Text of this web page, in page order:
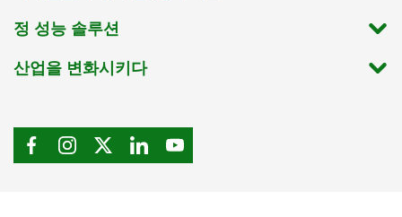
정 성능 솔루션
산업을 변화시키다